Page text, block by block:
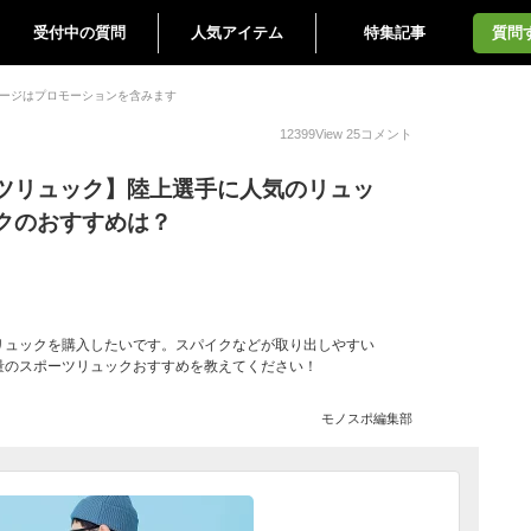
受付中の質問 人気アイテム 特集記事 質問
ジはプロモーションを含みます
12399View 25コメント
リュック】陸上選手に人気のリュッ
のおすすめは？
ックを購入したいです。スパイクなどが取り出しやすい
スポーツリュックおすすめを教えてください！
モノスポ編集部